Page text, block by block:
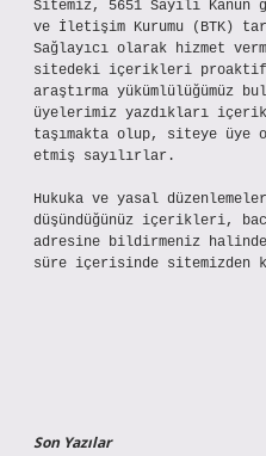
Sitemiz, 5651 Sayılı
ve İletişim Kurumu (BTK)
Sağlayıcı olarak hizmet
sitedeki içerikleri proaktif
araştırma yükümlülüğümüz
üyelerimiz yazdıkları
taşımakta olup, siteye üye
etmiş sayılırlar.
Hukuka ve yasal
düşündüğünüz içerikleri,
adresine bildirmeniz
süre içerisinde sitemizden
Son Yazılar